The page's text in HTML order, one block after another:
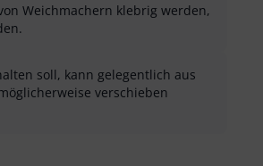
Weichmachern klebrig werden,
soll, kann gelegentlich aus
verschieben